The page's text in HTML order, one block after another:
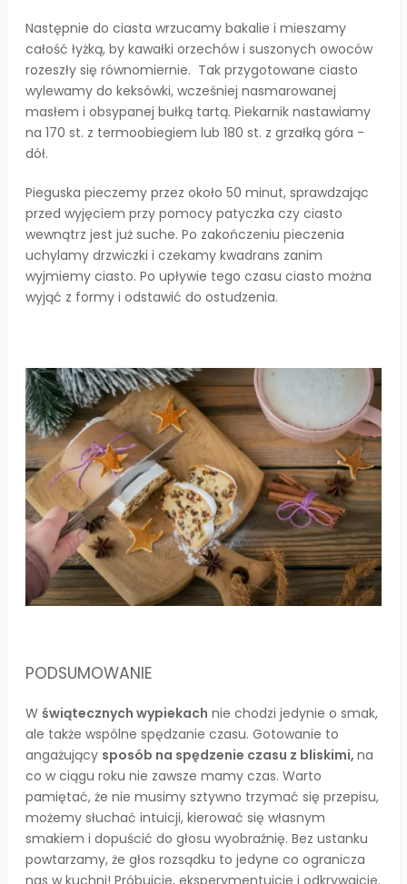
Następnie do ciasta wrzucamy bakalie i mieszamy
całość łyżką, by kawałki orzechów i suszonych owoców
rozeszły się równomiernie. Tak przygotowane ciasto
wylewamy do keksówki, wcześniej nasmarowanej
masłem i obsypanej bułką tartą. Piekarnik nastawiamy
na 170 st. z termoobiegiem lub 180 st. z grzałką góra -
dół.
Pieguska pieczemy przez około 50 minut, sprawdzając
przed wyjęciem przy pomocy patyczka czy ciasto
wewnątrz jest już suche. Po zakończeniu pieczenia
uchylamy drzwiczki i czekamy kwadrans zanim
wyjmiemy ciasto. Po upływie tego czasu ciasto można
wyjąć z formy i odstawić do ostudzenia.
PODSUMOWANIE
W świątecznych wypiekach nie chodzi jedynie o smak,
ale także wspólne spędzanie czasu. Gotowanie to
angażujący sposób na spędzenie czasu z bliskimi, na
co w ciągu roku nie zawsze mamy czas. Warto
pamiętać, że nie musimy sztywno trzymać się przepisu,
możemy słuchać intuicji, kierować się własnym
smakiem i dopuścić do głosu wyobraźnię. Bez ustanku
powtarzamy, że głos rozsądku to jedyne co ogranicza
nas w kuchni! Próbujcie, eksperymentujcie i odkrywajcie.